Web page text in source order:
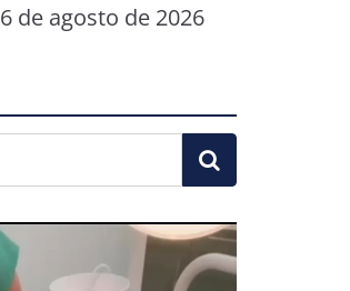
6 de agosto de 2026